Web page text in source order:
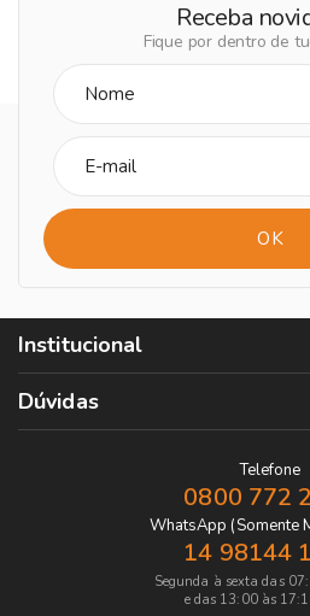
Receba
Fique por dentro de
Institucional
Dúvidas
Telefone
0800 772
WhatsApp (Somente
14 98144
Segunda à sexta das
e das 13:00 às